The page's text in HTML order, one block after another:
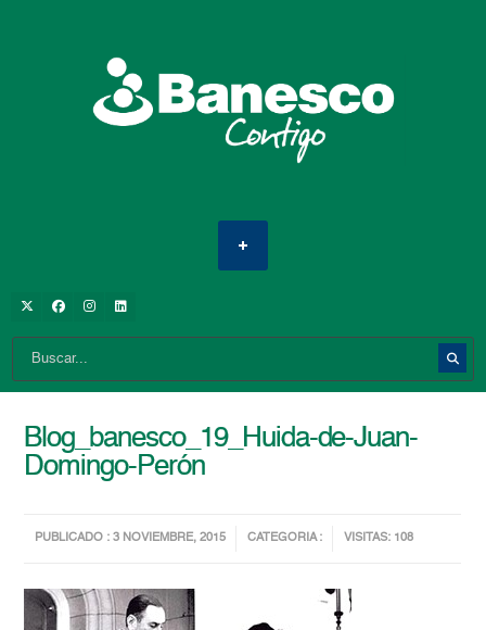
Blog_banesco_19_Huida-de-Juan-
Domingo-Perón
PUBLICADO : 3 NOVIEMBRE, 2015 CATEGORIA : VISITAS: 108